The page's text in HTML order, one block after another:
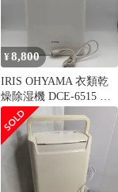
¥8,800
IRIS OHYAMA 衣類乾
燥除湿機 DCE-6515 本
体